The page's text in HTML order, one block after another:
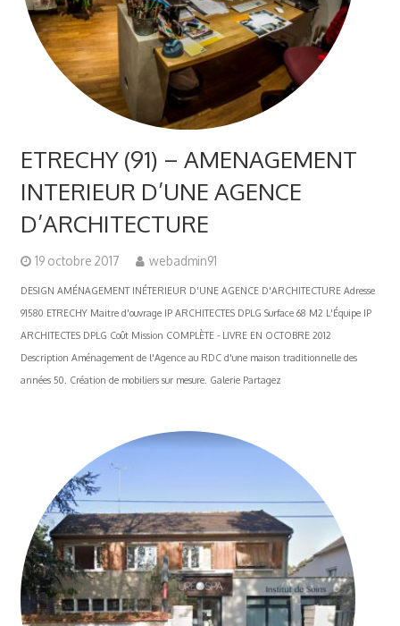
ETRECHY (91) – AMENAGEMENT
INTERIEUR D’UNE AGENCE
D’ARCHITECTURE
19 octobre 2017 webadmin91
DESIGN AMÉNAGEMENT INÉTERIEUR D'UNE AGENCE D'ARCHITECTURE Adresse
91580 ETRECHY Maitre d'ouvrage IP ARCHITECTES DPLG Surface 68 M2 L'Équipe IP
ARCHITECTES DPLG Coût Mission COMPLÈTE - LIVRE EN OCTOBRE 2012
Description Aménagement de l'Agence au RDC d'une maison traditionnelle des
années 50. Création de mobiliers sur mesure. Galerie Partagez